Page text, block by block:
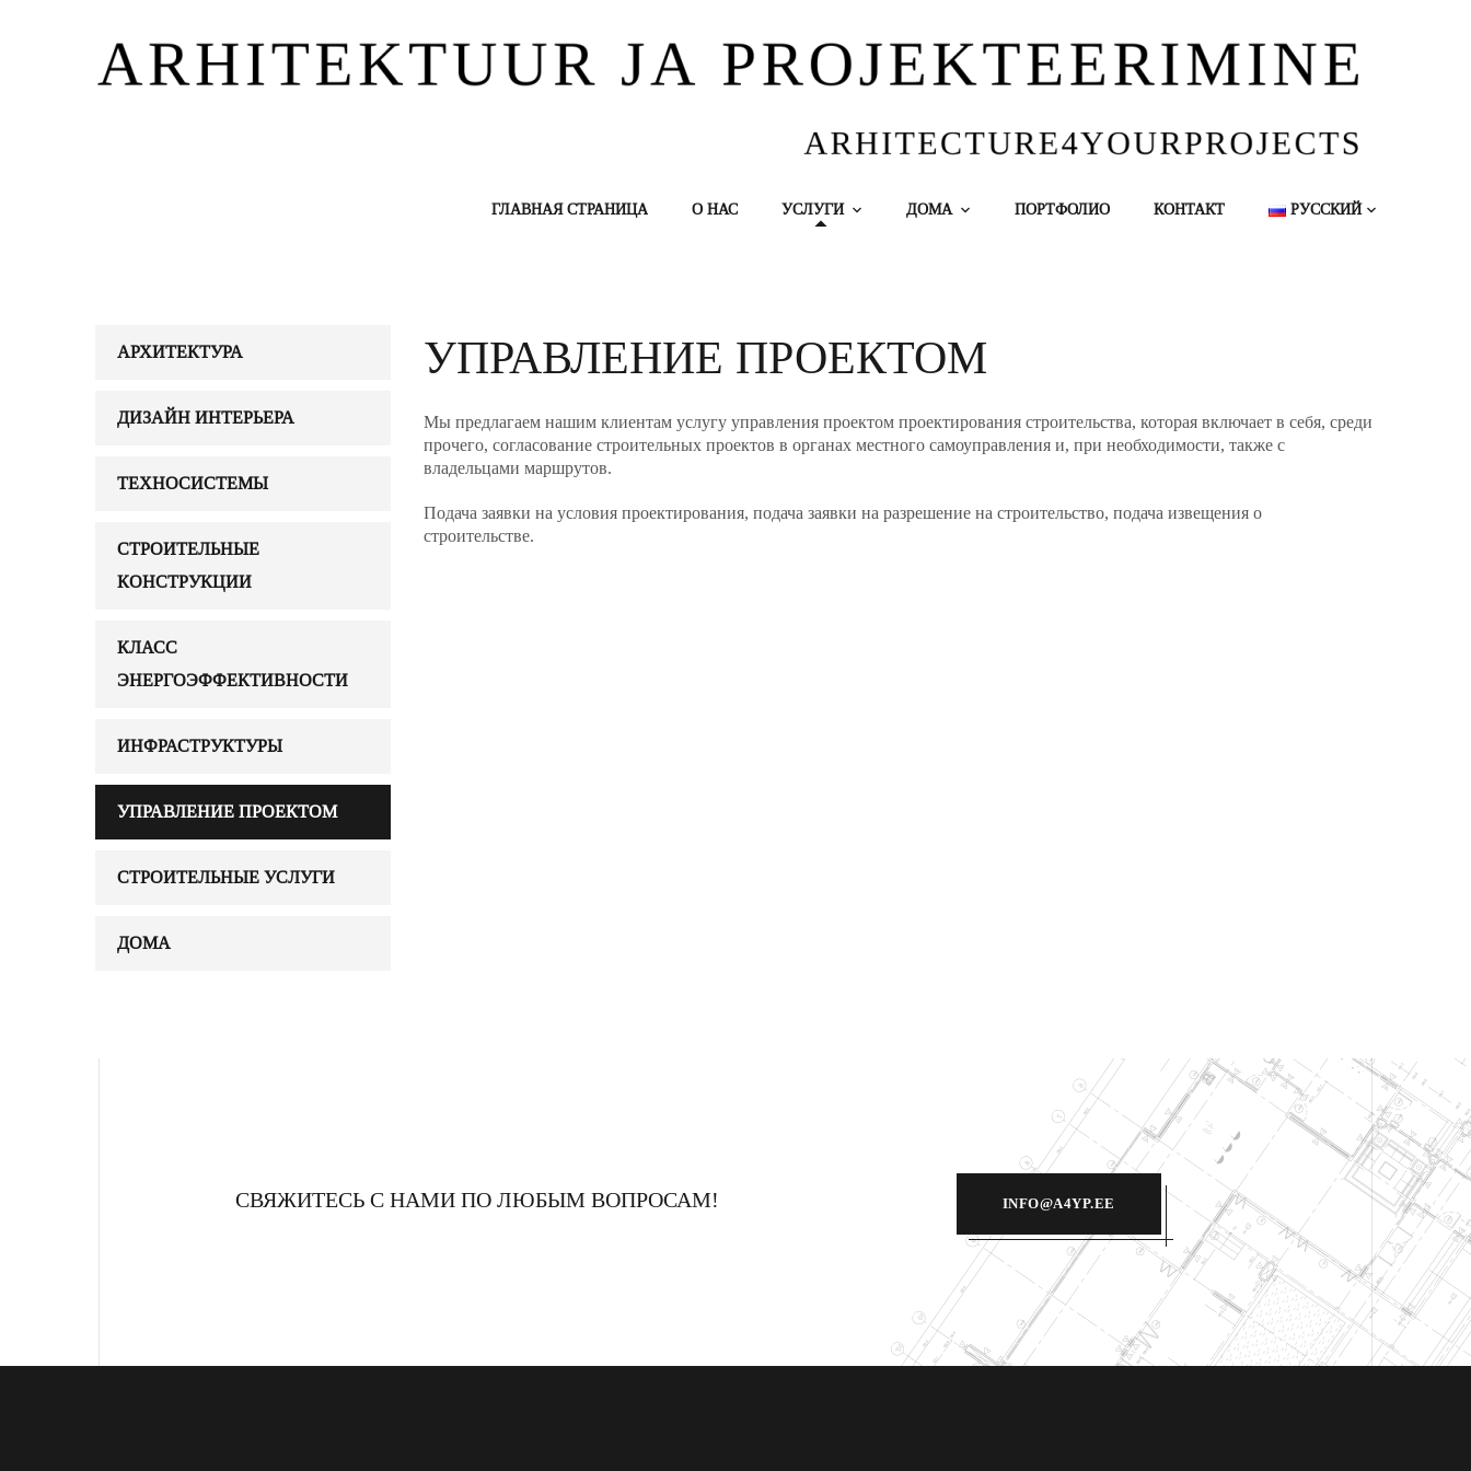
ГЛАВНАЯ СТРАНИЦА O НАС УСЛУГИ ДОМА ПОРТФОЛИО КОНТАКТ РУССКИЙ
АРХИТЕКТУРА
ДИЗАЙН ИНТЕРЬЕРА
ТЕХНОСИСТЕМЫ
СТРОИТЕЛЬНЫЕ
КОНСТРУКЦИИ
КЛАСС
ЭНЕРГОЭФФЕКТИВНОСТИ
ИНФРАСТРУКТУРЫ
УПРАВЛЕНИЕ ПРОЕКТОМ
СТРОИТЕЛЬНЫЕ УСЛУГИ
ДОМА
УПРАВЛЕНИЕ ПРОЕКТОМ
Мы предлагаем нашим клиентам услугу управления проектом проектирования строительства, которая включает в себя, среди
прочего, согласование строительных проектов в органах местного самоуправления и, при необходимости, также с
владельцами маршрутов.
Подача заявки на условия проектирования, подача заявки на разрешение на строительство, подача извещения о
строительстве.
СВЯЖИТЕСЬ С НАМИ ПО ЛЮБЫМ ВОПРОСАМ! INFO@A4YP.EE